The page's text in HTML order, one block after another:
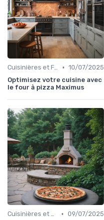
Cuisinières et Fours • 10/07/2025
Optimisez votre cuisine avec
le four à pizza Maximus
Cuisinières et Fours • 09/07/2025